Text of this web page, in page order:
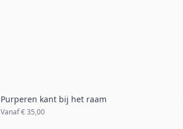
Purperen kant bij het raam
Vanaf€ 35,00